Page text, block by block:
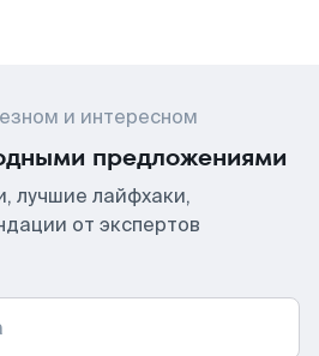
и интересном
предложениями
лучшие лайфхаки,
от экспертов